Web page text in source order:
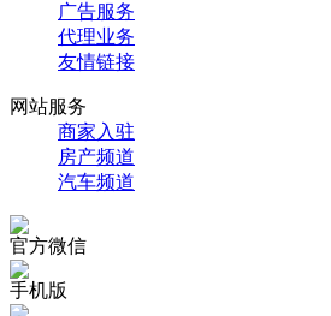
广告服务
代理业务
友情链接
网站服务
商家入驻
房产频道
汽车频道
官方微信
手机版